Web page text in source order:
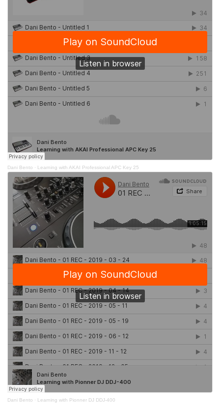
Dani Bento · Learning with AKAI Professional APC Key 25
Dani Bento · Learning with Pionner DJ DDJ-400